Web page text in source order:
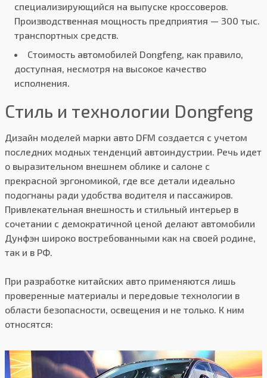
специализирующийся на выпуске кроссоверов.
Производственная мощность предприятия — 300 тыс.
транспортных средств.
Стоимость автомобилей Dongfeng, как правило,
доступная, несмотря на высокое качество
исполнения.
Стиль и технологии Dongfeng
Дизайн моделей марки авто DFM создается с учетом
последних модных тенденций автоиндустрии. Речь идет
о выразительном внешнем облике и салоне с
прекрасной эргономикой, где все детали идеально
подогнаны ради удобства водителя и пассажиров.
Привлекательная внешность и стильный интерьер в
сочетании с демократичной ценой делают автомобили
Дунфэн широко востребованными как на своей родине,
так и в РФ.
При разработке китайских авто применяются лишь
проверенные материалы и передовые технологии в
области безопасности, освещения и не только. К ним
относятся: